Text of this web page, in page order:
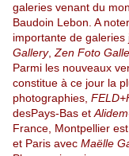
galeries venant du
Baudoin Lebon. A
importante de
Gallery, Zen Foto
Parmi les nouveaux
constitue à ce jour la
photographies,
desPays-Bas et
France, Montpellier
et Paris avec Maëlle